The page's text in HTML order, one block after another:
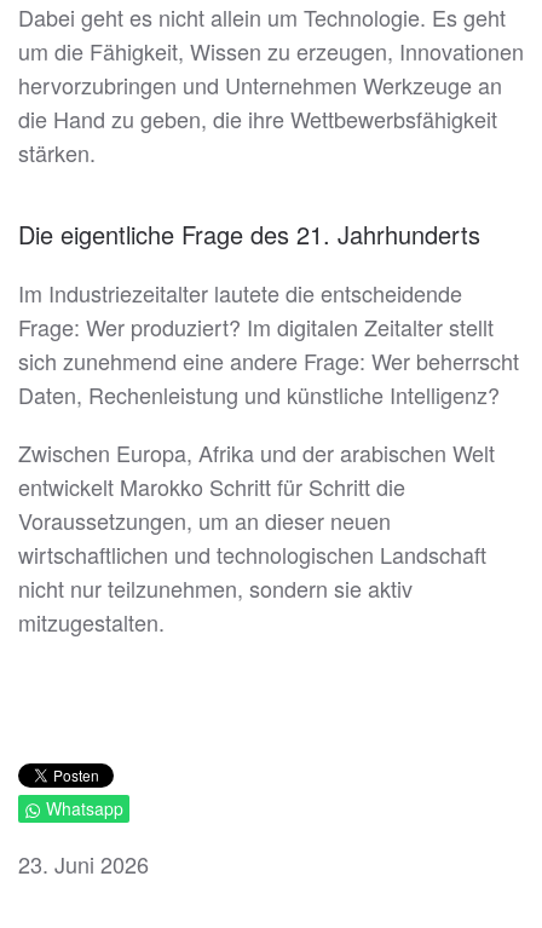
Dabei geht es nicht allein um Technologie. Es geht
um die Fähigkeit, Wissen zu erzeugen, Innovationen
hervorzubringen und Unternehmen Werkzeuge an
die Hand zu geben, die ihre Wettbewerbsfähigkeit
stärken.
Die eigentliche Frage des 21. Jahrhunderts
Im Industriezeitalter lautete die entscheidende
Frage: Wer produziert? Im digitalen Zeitalter stellt
sich zunehmend eine andere Frage: Wer beherrscht
Daten, Rechenleistung und künstliche Intelligenz?
Zwischen Europa, Afrika und der arabischen Welt
entwickelt Marokko Schritt für Schritt die
Voraussetzungen, um an dieser neuen
wirtschaftlichen und technologischen Landschaft
nicht nur teilzunehmen, sondern sie aktiv
mitzugestalten.
Whatsapp
23. Juni 2026